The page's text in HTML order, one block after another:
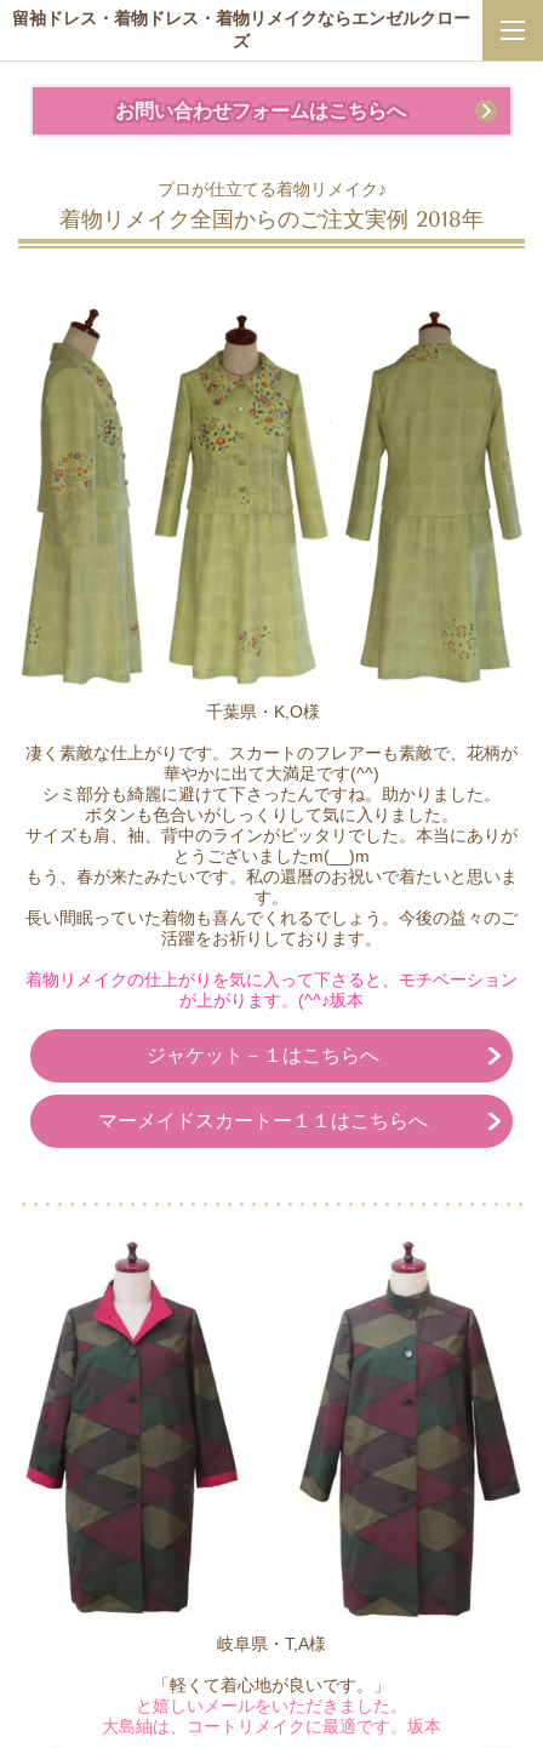
留袖ドレス・着物ドレス・着物リメイクならエンゼルクロー
ズ
お問い合わせフォームはこちらへ
プロが仕立てる着物リメイク♪
着物リメイク全国からのご注文実例 2018年
千葉県・K,O様
凄く素敵な仕上がりです。スカートのフレアーも素敵で、花柄が
華やかに出て大満足です(^^)
シミ部分も綺麗に避けて下さったんですね。助かりました。
ボタンも色合いがしっくりして気に入りました。
サイズも肩、袖、背中のラインがピッタリでした。本当にありが
とうございましたm(__)m
もう、春が来たみたいです。私の還暦のお祝いで着たいと思いま
す。
長い間眠っていた着物も喜んでくれるでしょう。今後の益々のご
活躍をお祈りしております。
着物リメイクの仕上がりを気に入って下さると、モチベーション
が上がります。(^^♪坂本
ジャケット－１はこちらへ
マーメイドスカートー１１はこちらへ
岐阜県・T,A様
「軽くて着心地が良いです。」
と嬉しいメールをいただきました。
大島紬は、コートリメイクに最適です。坂本